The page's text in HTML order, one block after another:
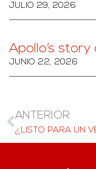
JULIO 29, 2026
Apollo’s
JUNIO 22, 2026
ANTERIOR